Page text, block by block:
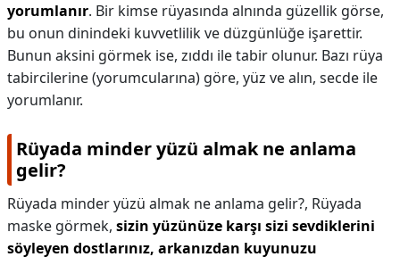
yorumlanır. Bir kimse rüyasında alnında güzellik görse,
bu onun dinindeki kuvvetlilik ve düzgünlüğe işarettir.
Bunun aksini görmek ise, zıddı ile tabir olunur. Bazı rüya
tabircilerine (yorumcularına) göre, yüz ve alın, secde ile
yorumlanır.
Rüyada minder yüzü almak ne anlama
gelir?
Rüyada minder yüzü almak ne anlama gelir?, Rüyada
maske görmek, sizin yüzünüze karşı sizi sevdiklerini
söyleyen dostlarınız, arkanızdan kuyunuzu